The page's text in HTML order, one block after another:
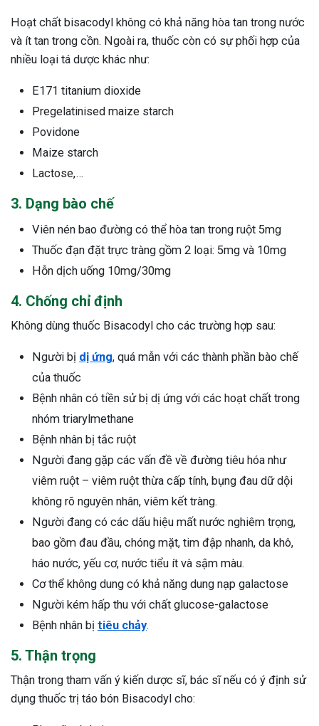
Sau Sinh Có Tự Khỏi
sau sinh là tình trạng viêm da
phổ biến, khiến đôi bàn tay,
Hoạt chất bisacodyl không có khả năng hòa tan trong nước
và ít tan trong cồn. Ngoài ra, thuốc còn có sự phối hợp của
nhiều loại tá dược khác như:
E171 titanium dioxide
Pregelatinised maize starch
Povidone
Maize starch
Lactose,…
3. Dạng bào chế
Viên nén bao đường có thể hòa tan trong ruột 5mg
Thuốc đạn đặt trực tràng gồm 2 loại: 5mg và 10mg
Hỗn dịch uống 10mg/30mg
4. Chống chỉ định
Không dùng thuốc Bisacodyl cho các trường hợp sau:
Người bị dị ứng, quá mẫn với các thành phần bào chế
của thuốc
Bệnh nhân có tiền sử bị dị ứng với các hoạt chất trong
nhóm triarylmethane
Bệnh nhân bị tắc ruột
Người đang gặp các vấn đề về đường tiêu hóa như
viêm ruột – viêm ruột thừa cấp tính, bụng đau dữ dội
không rõ nguyên nhân, viêm kết tràng.
Người đang có các dấu hiệu mất nước nghiêm trọng,
bao gồm đau đầu, chóng mặt, tim đập nhanh, da khô,
háo nước, yếu cơ, nước tiểu ít và sậm màu.
Cơ thể không dung có khả năng dung nạp galactose
Người kém hấp thu với chất glucose-galactose
Bệnh nhân bị tiêu chảy.
5. Thận trọng
Thận trong tham vấn ý kiến dược sĩ, bác sĩ nếu có ý định sử
dụng thuốc trị táo bón Bisacodyl cho: